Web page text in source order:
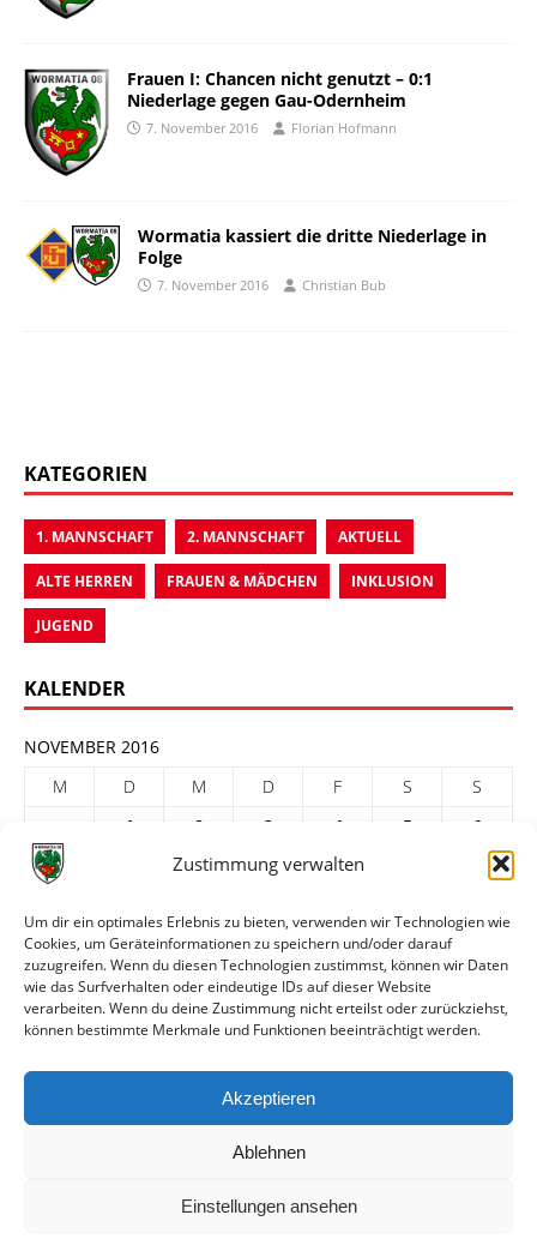
Zustimmung verwalten
Um dir ein optimales Erlebnis zu bieten, verwenden wir Technologien wie
Cookies, um Geräteinformationen zu speichern und/oder darauf
zuzugreifen. Wenn du diesen Technologien zustimmst, können wir Daten
wie das Surfverhalten oder eindeutige IDs auf dieser Website
verarbeiten. Wenn du deine Zustimmung nicht erteilst oder zurückziehst,
können bestimmte Merkmale und Funktionen beeinträchtigt werden.
Akzeptieren
Ablehnen
Einstellungen ansehen
Frauen I: Chancen nicht genutzt – 0:1
Niederlage gegen Gau-Odernheim
7. November 2016 Florian Hofmann
Wormatia kassiert die dritte Niederlage in
Folge
7. November 2016 Christian Bub
KATEGORIEN
1. MANNSCHAFT 2. MANNSCHAFT AKTUELL
ALTE HERREN FRAUEN & MÄDCHEN INKLUSION
JUGEND
KALENDER
NOVEMBER 2016
M
D M D F S
S
1
2 3 4 5
6
7
9 10 11
21
22 23 24 25 26
28
29
30
« Okt.
Dez. »
ARCHIV